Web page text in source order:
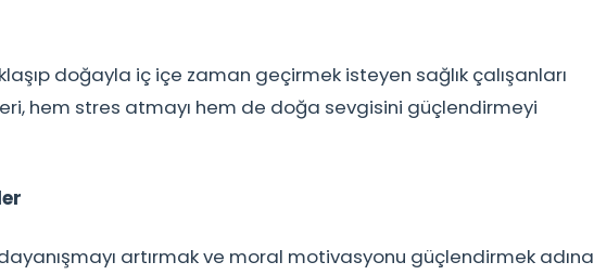
doğayla iç içe zaman geçirmek isteyen sağlık çalışanları
hem stres atmayı hem de doğa sevgisini güçlendirmeyi
artırmak ve moral motivasyonu güçlendirmek adına